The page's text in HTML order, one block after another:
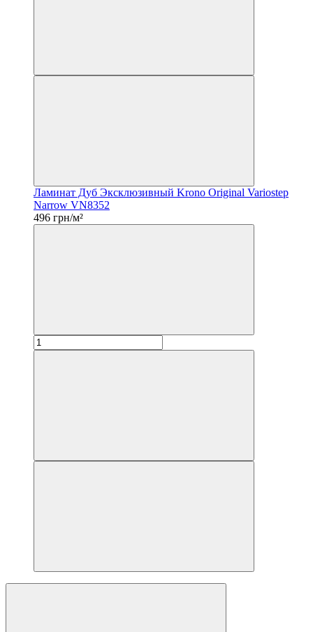
Ламинат Дуб Эксклюзивный Krono Original Variostep
Narrow VN8352
496 грн/м²